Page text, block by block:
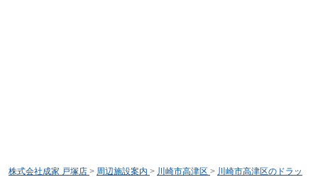
株式会社成家 戸塚店 > 周辺施設案内 > 川崎市高津区 > 川崎市高津区のドラッ